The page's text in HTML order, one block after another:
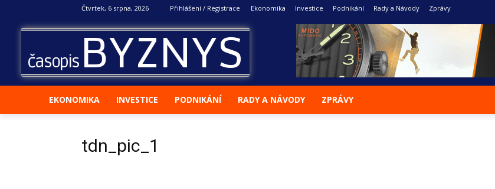
Čtvrtek, 6 srpna, 2026 Přihlášení / Registrace Ekonomika Investice Podnikání Rady a Návody Zprávy
časopisBYZNYS
EKONOMIKA INVESTICE PODNIKÁNÍ RADY A NÁVODY ZPRÁVY
tdn_pic_1